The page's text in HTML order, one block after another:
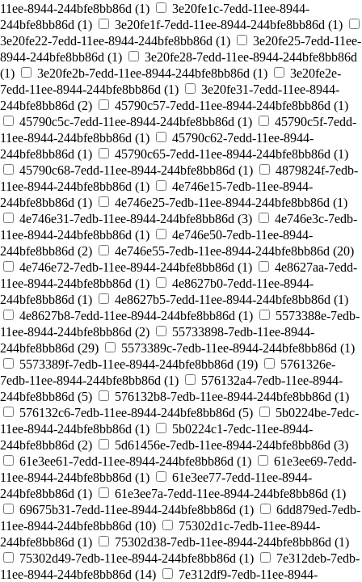
11ee-8944-244bfe8bb86d (1)
3e20fe1c-7edd-11ee-8944-
244bfe8bb86d (1) 3e20fe1f-7edd-11ee-8944-244bfe8bb86d (1)
3e20fe22-7edd-11ee-8944-244bfe8bb86d (1)
3e20fe25-7edd-11ee-
8944-244bfe8bb86d (1)
3e20fe28-7edd-11ee-8944-244bfe8bb86d
(1) 3e20fe2b-7edd-11ee-8944-244bfe8bb86d (1)
3e20fe2e-
7edd-11ee-8944-244bfe8bb86d (1)
3e20fe31-7edd-11ee-8944-
244bfe8bb86d (2) 45790c57-7edd-11ee-8944-244bfe8bb86d (1)
45790c5c-7edd-11ee-8944-244bfe8bb86d (1)
45790c5f-7edd-
11ee-8944-244bfe8bb86d (1)
45790c62-7edd-11ee-8944-
244bfe8bb86d (1) 45790c65-7edd-11ee-8944-244bfe8bb86d (1)
45790c68-7edd-11ee-8944-244bfe8bb86d (1)
4879824f-7edb-
11ee-8944-244bfe8bb86d (1)
4e746e15-7edb-11ee-8944-
244bfe8bb86d (1) 4e746e25-7edb-11ee-8944-244bfe8bb86d (1)
4e746e31-7edb-11ee-8944-244bfe8bb86d (3)
4e746e3c-7edb-
11ee-8944-244bfe8bb86d (1)
4e746e50-7edb-11ee-8944-
244bfe8bb86d (2) 4e746e55-7edb-11ee-8944-244bfe8bb86d (20)
4e746e72-7edb-11ee-8944-244bfe8bb86d (1)
4e8627aa-7edd-
11ee-8944-244bfe8bb86d (1)
4e8627b0-7edd-11ee-8944-
244bfe8bb86d (1) 4e8627b5-7edd-11ee-8944-244bfe8bb86d (1)
4e8627b8-7edd-11ee-8944-244bfe8bb86d (1)
5573388e-7edb-
11ee-8944-244bfe8bb86d (2)
55733898-7edb-11ee-8944-
244bfe8bb86d (29) 5573389c-7edb-11ee-8944-244bfe8bb86d (1)
5573389f-7edb-11ee-8944-244bfe8bb86d (19)
5761326e-
7edb-11ee-8944-244bfe8bb86d (1)
576132a4-7edb-11ee-8944-
244bfe8bb86d (5) 576132b8-7edb-11ee-8944-244bfe8bb86d (1)
576132c6-7edb-11ee-8944-244bfe8bb86d (5)
5b0224be-7edc-
11ee-8944-244bfe8bb86d (1)
5b0224c1-7edc-11ee-8944-
244bfe8bb86d (2) 5d61456e-7edb-11ee-8944-244bfe8bb86d (3)
61e3ee61-7edd-11ee-8944-244bfe8bb86d (1)
61e3ee69-7edd-
11ee-8944-244bfe8bb86d (1)
61e3ee77-7edd-11ee-8944-
244bfe8bb86d (1) 61e3ee7a-7edd-11ee-8944-244bfe8bb86d (1)
69675b31-7edd-11ee-8944-244bfe8bb86d (1)
6dd879ed-7edb-
11ee-8944-244bfe8bb86d (10)
75302d1c-7edb-11ee-8944-
244bfe8bb86d (1) 75302d38-7edb-11ee-8944-244bfe8bb86d (1)
75302d49-7edb-11ee-8944-244bfe8bb86d (1)
7e312deb-7edb-
11ee-8944-244bfe8bb86d (14)
7e312df9-7edb-11ee-8944-